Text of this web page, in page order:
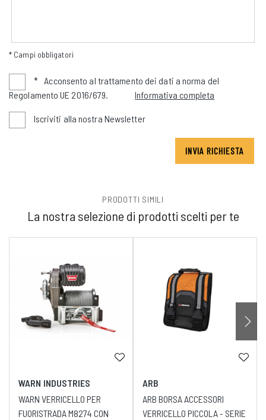
* Campi obbligatori
* Acconsento al trattamento dei dati a norma del
Regolamento UE 2016/679.
Informativa completa
Iscriviti alla nostra Newsletter
INVIA RICHIESTA
PRODOTTI SIMILI
La nostra selezione di prodotti scelti per te
WARN INDUSTRIES
WARN VERRICELLO PER
FUORISTRADA M8274 CON
ARB
ARB BORSA ACCESSORI
VERRICELLO PICCOLA - SERIE